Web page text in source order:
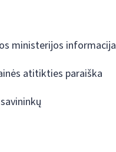
ministerijos informacija
atitikties paraiška